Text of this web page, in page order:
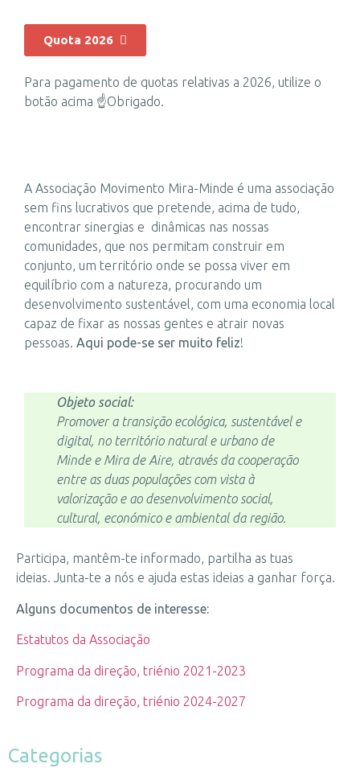
Quota 2026
Para pagamento de quotas relativas a 2026, utilize o
botão acima ☝️Obrigado.
A Associação Movimento Mira-Minde é uma associação
sem fins lucrativos que pretende, acima de tudo,
encontrar sinergias e dinâmicas nas nossas
comunidades, que nos permitam construir em
conjunto, um território onde se possa viver em
equilíbrio com a natureza, procurando um
desenvolvimento sustentável, com uma economia local
capaz de fixar as nossas gentes e atrair novas
pessoas. Aqui pode-se ser muito feliz!
Objeto social:
Promover a transição ecológica, sustentável e
digital, no território natural e urbano de
Minde e Mira de Aire, através da cooperação
entre as duas populações com vista à
valorização e ao desenvolvimento social,
cultural, económico e ambiental da região.
Participa, mantêm-te informado, partilha as tuas
ideias. Junta-te a nós e ajuda estas ideias a ganhar força.
Alguns documentos de interesse:
Estatutos da Associação
Programa da direção, triénio 2021-2023
Programa da direção, triénio 2024-2027
Categorias